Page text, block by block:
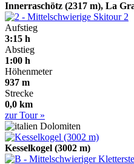
Innerraschötz (2317 m), La
2
Aufstieg
3:15 h
Abstieg
1:00 h
Höhenmeter
937 m
Strecke
0,0 km
zur Tour »
Dolomiten
Kesselkogel (3002 m)